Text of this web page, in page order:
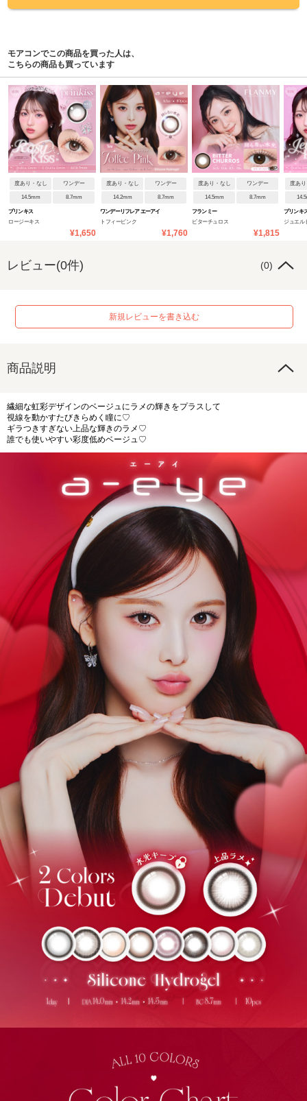
モアコンでこの商品を買った人は、
こちらの商品も買っています
度あり・なし ワンデー
14.5mm 8.7mm
プリンキス
ロージーキス
¥1,650
度あり・なし ワンデー
14.2mm 8.7mm
ワンデーリフレア エーアイ
トフィーピンク
¥1,760
度あり・なし ワンデー
14.5mm 8.7mm
フランミー
ビターチュロス
¥1,815
度あ
プリンキ
ジュエル
レビュー(0件) (0)
新規レビューを書き込む
商品説明
繊細な虹彩デザインのベージュにラメの輝きをプラスして
視線を動かすたびきらめく瞳に♡
ギラつきすぎない上品な輝きのラメ♡
誰でも使いやすい彩度低めベージュ♡